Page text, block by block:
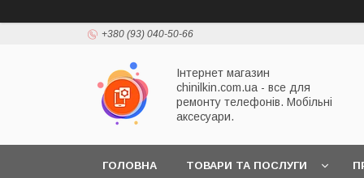
+380 (93) 040-50-66
Інтернет магазин
chinilkin.com.ua - все для
ремонту телефонів. Мобільні
аксесуари.
ГОЛОВНА ТОВАРИ ТА ПОСЛУГИ